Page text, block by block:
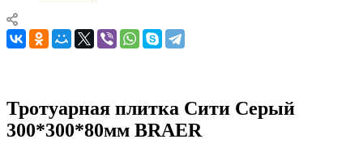
Тротуарная плитка Сити Серый
300*300*80мм BRAER